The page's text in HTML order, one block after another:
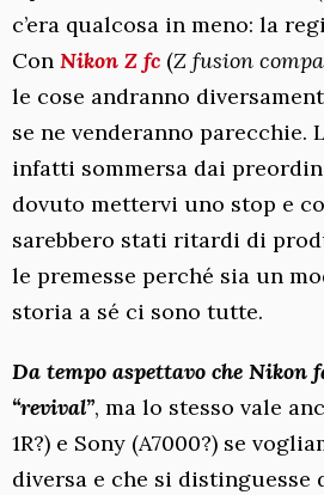
c’era qualcosa in meno: la
Con Nikon Z fc (Z fusion
le cose andranno
se ne venderanno parecchie.
infatti sommersa dai
dovuto mettervi uno stop e
sarebbero stati ritardi di
le premesse perché sia un
storia a sé ci sono tutte.
Da tempo aspettavo che Nikon
“revival”, ma lo stesso vale
1R?) e Sony (A7000?) se
diversa e che si distinguesse